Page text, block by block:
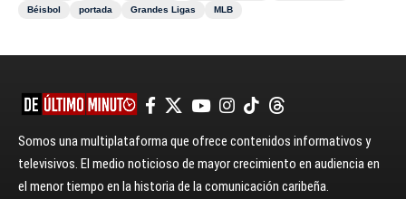
Béisbol
portada Grandes Ligas MLB
Somos una multiplataforma que ofrece contenidos informativos y
televisivos. El medio noticioso de mayor crecimiento en audiencia en
el menor tiempo en la historia de la comunicación caribeña.